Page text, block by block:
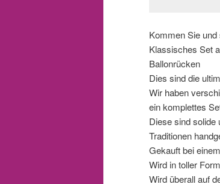
Kommen Sie
Klassisches Set
Ballonrücken
Dies sind die
Wir haben
ein komplettes
Diese sind solide
Traditionen
Gekauft bei
Wird in toller
Wird überall auf